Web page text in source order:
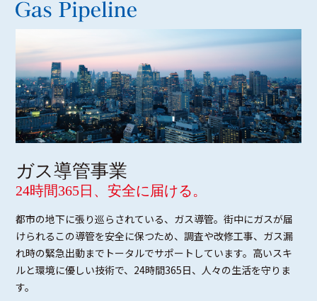
ガス導管事業
24時間365日、安全に届ける。
都市の地下に張り巡らされている、ガス導管。街中にガスが届
けられるこの導管を安全に保つため、調査や改修工事、ガス漏
れ時の緊急出動までトータルでサポートしています。高いスキ
ルと環境に優しい技術で、24時間365日、人々の生活を守りま
す。